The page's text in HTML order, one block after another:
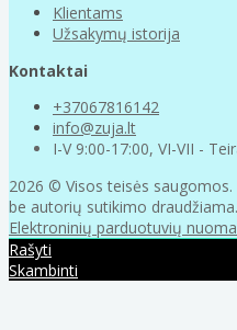
Klientams
Užsakymų istorija
Kontaktai
+37067816142
info@zuja.lt
I-V 9:00-17:00, VI-VII -
2026 © Visos teisės
be autorių sutikimo draudžiama.
Elektroninių parduotuvių nuoma
Rašyti
Skambinti